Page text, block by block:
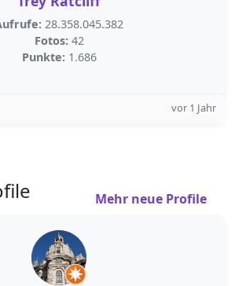
28.358.045.382
Fotos: 42
Punkte: 1.686
vor 1 Jahr
Mehr neue Profile